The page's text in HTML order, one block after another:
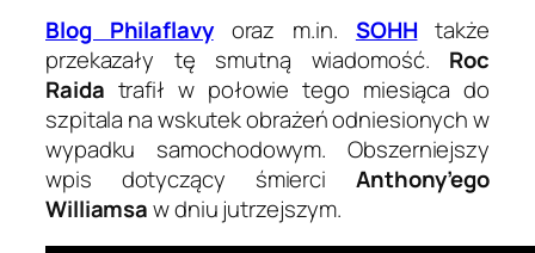
Blog Philaflavyoraz m.in. SOHH także
przekazały tę smutną wiadomość. Roc
Raida trafił w połowie tego miesiąca do
szpitala na wskutek obrażeń odniesionych w
wypadku samochodowym. Obszerniejszy
wpis dotyczący śmierciAnthony’ego
Williamsaw dniu jutrzejszym.